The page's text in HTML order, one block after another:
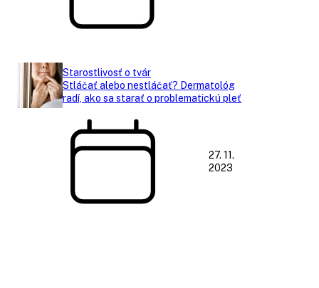
Starostlivosť o tvár
Stláčať alebo nestláčať? Dermatológ
radí, ako sa starať o problematickú pleť
27. 11.
2023